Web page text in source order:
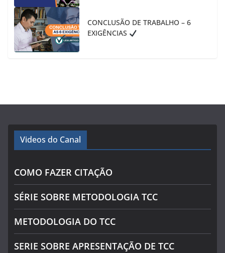
CONCLUSÃO DE TRABALHO – 6
EXIGÊNCIAS
Videos do Canal
COMO FAZER CITAÇÃO
SÉRIE SOBRE METODOLOGIA TCC
METODOLOGIA DO TCC
SERIE SOBRE APRESENTAÇÃO DE TCC